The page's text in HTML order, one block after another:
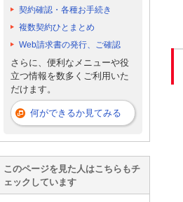
契約確認・各種お手続き
複数契約ひとまとめ
Web請求書の発行、ご確認
さらに、便利なメニューや役
立つ情報を数多くご利用いた
だけます。
何ができるか見てみる
このページを見た人はこちらもチ
ェックしています